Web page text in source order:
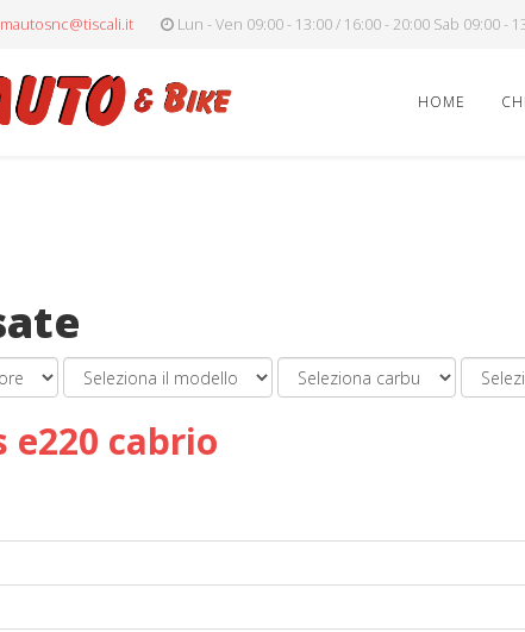
Lun - Ven 09:00 - 13:00 / 16:00 - 20:00 Sab 09:00 -
HOME
e220 cabrio